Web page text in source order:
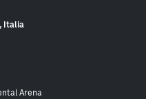
Italia
Arena